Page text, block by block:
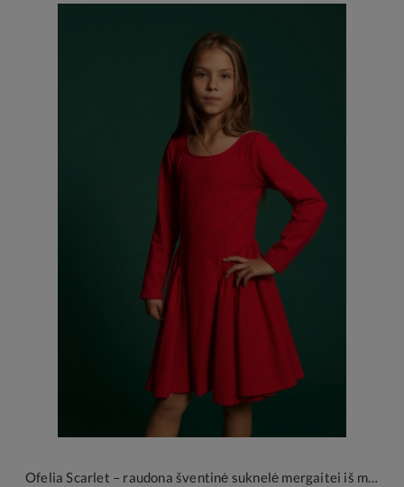
Ofelia Scarlet – raudona šventinė suknelė mergaitei iš medvilnės